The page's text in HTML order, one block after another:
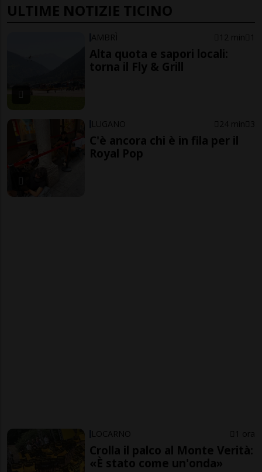
ULTIME NOTIZIE TICINO
AMBRÌ 12 min 1
Alta quota e sapori locali:
torna il Fly & Grill
LUGANO 24 min 3
C'è ancora chi è in fila per il
Royal Pop
LOCARNO 1 ora
Crolla il palco al Monte Verità:
«È stato come un'onda»